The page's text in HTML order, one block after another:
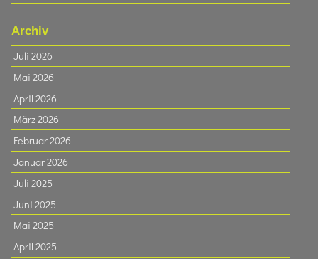
Archiv
Juli 2026
Mai 2026
April 2026
März 2026
Februar 2026
Januar 2026
Juli 2025
Juni 2025
Mai 2025
April 2025